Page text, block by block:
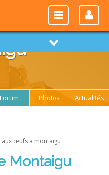
-
Forum Photos Actualités
aux œufs a montaigu
Montaigu